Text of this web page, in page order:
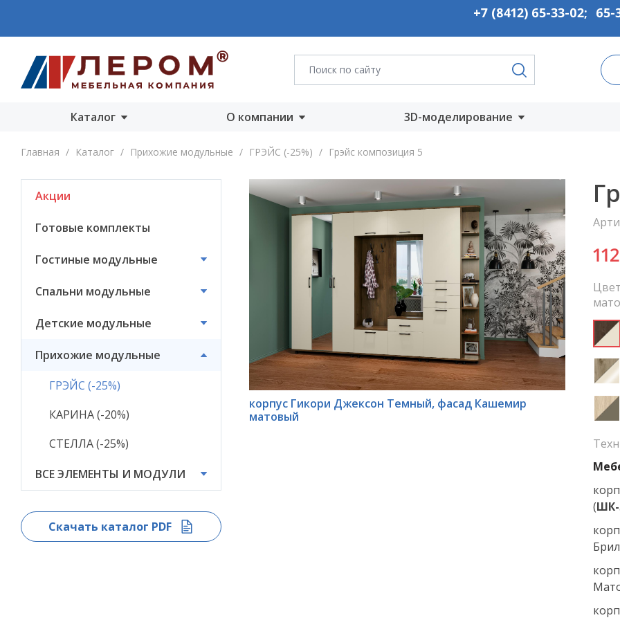
+7 (8412) 65-33-02; 65-
Каталог
Акции
Детские модульные
Прихожие
ВСЕ ЭЛЕМЕНТЫ И
МОДУЛИ
О компании
О компании
Награды
3D-моделирование
Запустить онлайн
компьютер
Главная / Каталог / Прихожие модульные / ГРЭЙС (-25%) / Грэйс композиция 5
Акции
Готовые комплекты
Гостиные модульные
Спальни модульные
Детские модульные
Прихожие модульные
ГРЭЙС (-25%)
КАРИНА (-20%)
СТЕЛЛА (-25%)
ВСЕ ЭЛЕМЕНТЫ И МОДУЛИ
Скачать каталог PDF
*
корпус Гикори Джексон Темный, фасад Кашемир
матовый
(ШК-